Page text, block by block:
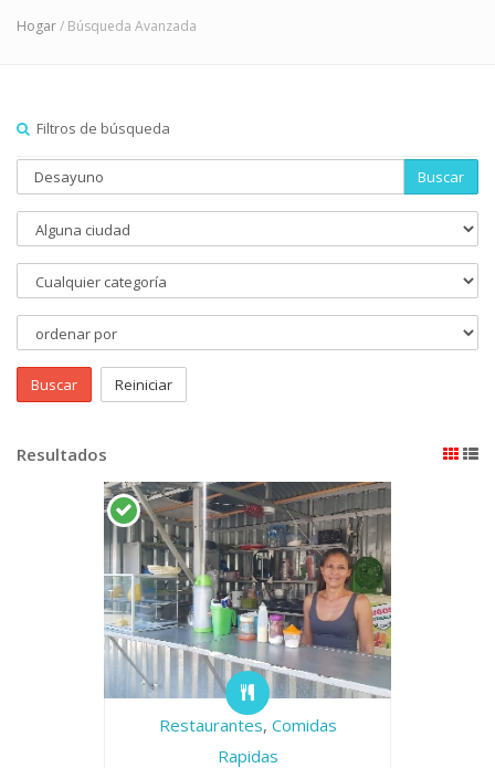
Hogar/ Búsqueda Avanzada
Filtros de búsqueda
Buscar
Buscar Reiniciar
Resultados
Restaurantes, Comidas
Rapidas